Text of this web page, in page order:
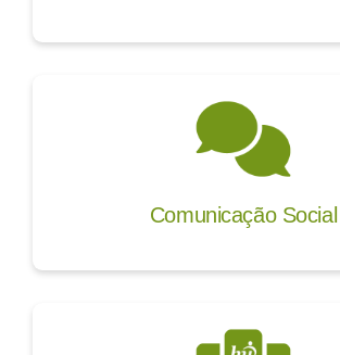
Comunicação Social